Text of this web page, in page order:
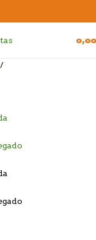
0,00